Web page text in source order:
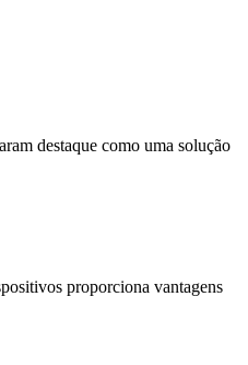
destaque como uma solução
proporciona vantagens